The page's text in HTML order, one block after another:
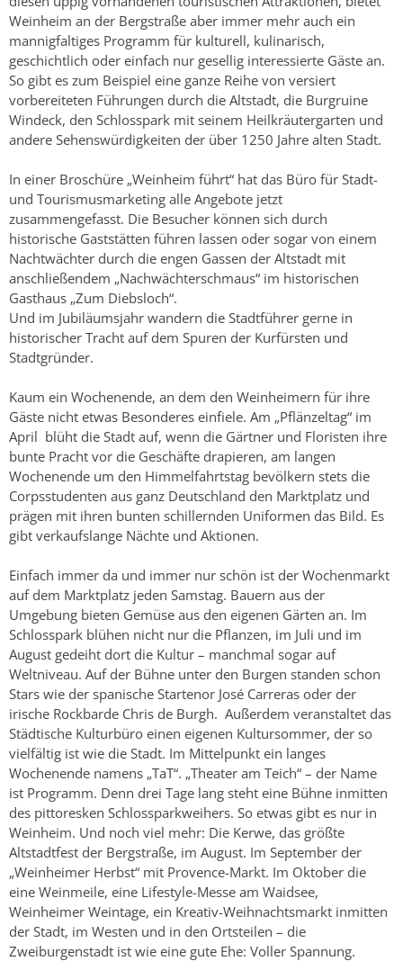
Weinheim an der Bergstraße aber immer mehr auch ein
mannigfaltiges Programm für kulturell, kulinarisch,
geschichtlich oder einfach nur gesellig interessierte Gäste an.
So gibt es zum Beispiel eine ganze Reihe von versiert
vorbereiteten Führungen durch die Altstadt, die Burgruine
Windeck, den Schlosspark mit seinem Heilkräutergarten und
andere Sehenswürdigkeiten der über 1250 Jahre alten Stadt.
In einer Broschüre „Weinheim führt“ hat das Büro für Stadt-
und Tourismusmarketing alle Angebote jetzt
zusammengefasst. Die Besucher können sich durch
historische Gaststätten führen lassen oder sogar von einem
Nachtwächter durch die engen Gassen der Altstadt mit
anschließendem „Nachwächterschmaus“ im historischen
Gasthaus „Zum Diebsloch“.
Und im Jubiläumsjahr wandern die Stadtführer gerne in
historischer Tracht auf dem Spuren der Kurfürsten und
Stadtgründer.
Kaum ein Wochenende, an dem den Weinheimern für ihre
Gäste nicht etwas Besonderes einfiele. Am „Pflänzeltag“ im
April blüht die Stadt auf, wenn die Gärtner und Floristen ihre
bunte Pracht vor die Geschäfte drapieren, am langen
Wochenende um den Himmelfahrtstag bevölkern stets die
Corpsstudenten aus ganz Deutschland den Marktplatz und
prägen mit ihren bunten schillernden Uniformen das Bild. Es
gibt verkaufslange Nächte und Aktionen.
Einfach immer da und immer nur schön ist der Wochenmarkt
auf dem Marktplatz jeden Samstag. Bauern aus der
Umgebung bieten Gemüse aus den eigenen Gärten an. Im
Schlosspark blühen nicht nur die Pflanzen, im Juli und im
August gedeiht dort die Kultur – manchmal sogar auf
Weltniveau. Auf der Bühne unter den Burgen standen schon
Stars wie der spanische Startenor José Carreras oder der
irische Rockbarde Chris de Burgh. Außerdem veranstaltet das
Städtische Kulturbüro einen eigenen Kultursommer, der so
vielfältig ist wie die Stadt. Im Mittelpunkt ein langes
Wochenende namens „TaT“. „Theater am Teich“ – der Name
ist Programm. Denn drei Tage lang steht eine Bühne inmitten
des pittoresken Schlossparkweihers. So etwas gibt es nur in
Weinheim. Und noch viel mehr: Die Kerwe, das größte
Altstadtfest der Bergstraße, im August. Im September der
„Weinheimer Herbst“ mit Provence-Markt. Im Oktober die
eine Weinmeile, eine Lifestyle-Messe am Waidsee,
Weinheimer Weintage, ein Kreativ-Weihnachtsmarkt inmitten
der Stadt, im Westen und in den Ortsteilen – die
Zweiburgenstadt ist wie eine gute Ehe: Voller Spannung.